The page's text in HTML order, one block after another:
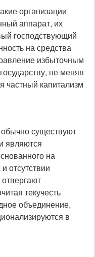
организации
аппарат, их
господствующий
на средства
избыточным
не меняя
частный капитализм
существуют
являются
на
отсутствии
текучесть
объединение,
в